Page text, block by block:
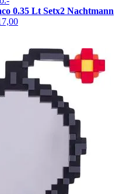
0.35 Lt Setx2 Nachtmann